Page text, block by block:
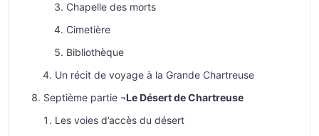
Chapelle des morts
Cimetière
Bibliothèque
Un récit de voyage à la Grande Chartreuse
Septième partie ¬Le Désert de Chartreuse
Les voies d’accès du désert